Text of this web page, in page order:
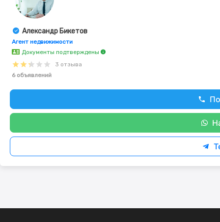
Александр Бикетов
Агент недвижимости
Документы подтверждены
3 отзыва
6 объявлений